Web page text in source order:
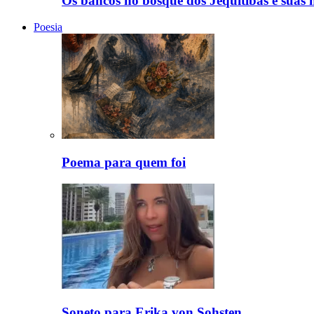
Poesia
Poema para quem foi